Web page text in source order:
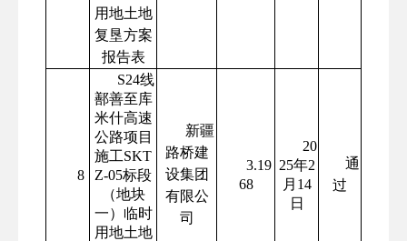
用地土地
复垦方案
报告表
8
S24线
鄯善至库
米什高速
公路项目
施工SKT
Z-05标段
（地块
一）临时
用地土地
新疆
路桥建
设集团
有限公
司
3.19
68
20
25年2
月14
日
通
过